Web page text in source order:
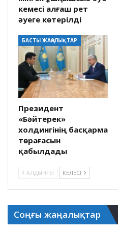
кемесі алғаш рет
әуеге көтерілді
БАСТЫ ЖАҢАЛЫҚТАР
Президент
«Бәйтерек»
холдингінің басқарма
төрағасын
қабылдады
АЛДЫҢҒЫ КЕЛЕСІ
Соңғы жаңалықтар